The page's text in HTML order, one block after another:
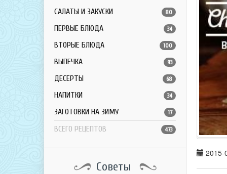
САЛАТЫ И ЗАКУСКИ 80
ПЕРВЫЕ БЛЮДА 34
ВТОРЫЕ БЛЮДА 100
ВЫПЕЧКА 93
ДЕСЕРТЫ 68
НАПИТКИ 34
ЗАГОТОВКИ НА ЗИМУ 17
ВСЕГО РЕЦЕПТОВ 473
Советы
2015-